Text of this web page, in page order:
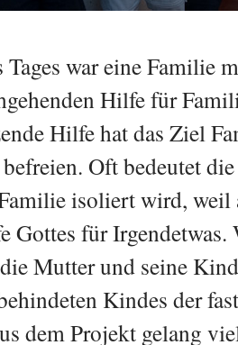
Tages war eine Familie
Hilfe für
Hilfe hat das Ziel
Oft bedeutet
isoliert wird, weil
Gottes für
Mutter und seine
Kindes der
dem Projekt gelang